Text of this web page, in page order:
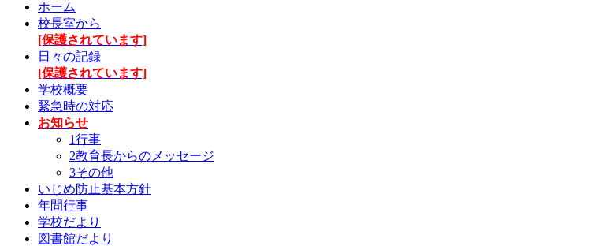
ホーム
校長室から
[保護されています]
日々の記録
[保護されています]
学校概要
緊急時の対応
お知らせ
1行事
2教育長からのメッセージ
3その他
いじめ防止基本方針
年間行事
学校だより
図書館だより